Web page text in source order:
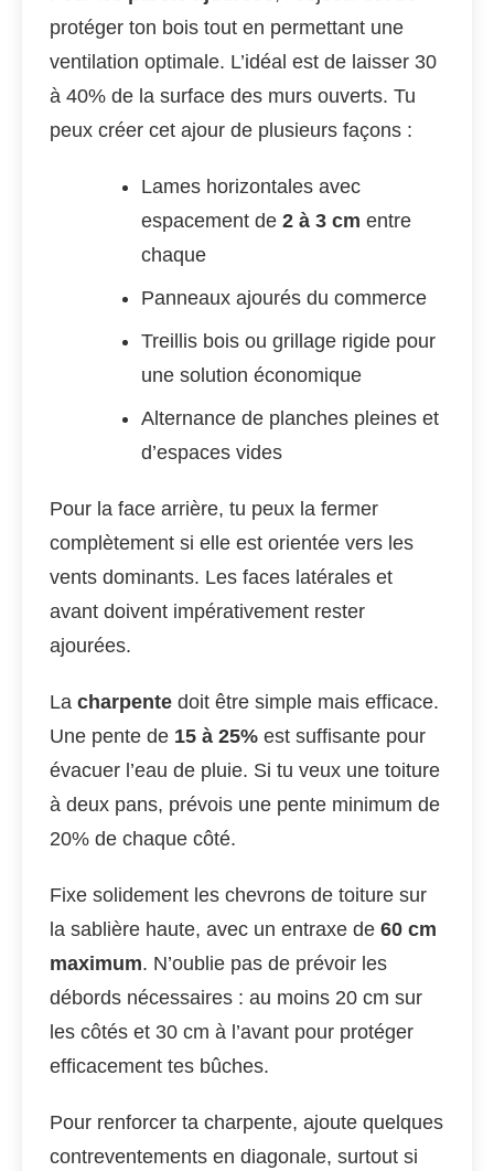
protéger ton bois tout en permettant une
ventilation optimale. L’idéal est de laisser 30
à 40% de la surface des murs ouverts. Tu
peux créer cet ajour de plusieurs façons :
Lames horizontales avec
espacement de 2 à 3 cm entre
chaque
Panneaux ajourés du commerce
Treillis bois ou grillage rigide pour
une solution économique
Alternance de planches pleines et
d’espaces vides
Pour la face arrière, tu peux la fermer
complètement si elle est orientée vers les
vents dominants. Les faces latérales et
avant doivent impérativement rester
ajourées.
La charpente doit être simple mais efficace.
Une pente de 15 à 25% est suffisante pour
évacuer l’eau de pluie. Si tu veux une toiture
à deux pans, prévois une pente minimum de
20% de chaque côté.
Fixe solidement les chevrons de toiture sur
la sablière haute, avec un entraxe de 60 cm
maximum. N’oublie pas de prévoir les
débords nécessaires : au moins 20 cm sur
les côtés et 30 cm à l’avant pour protéger
efficacement tes bûches.
Pour renforcer ta charpente, ajoute quelques
contreventements en diagonale, surtout si